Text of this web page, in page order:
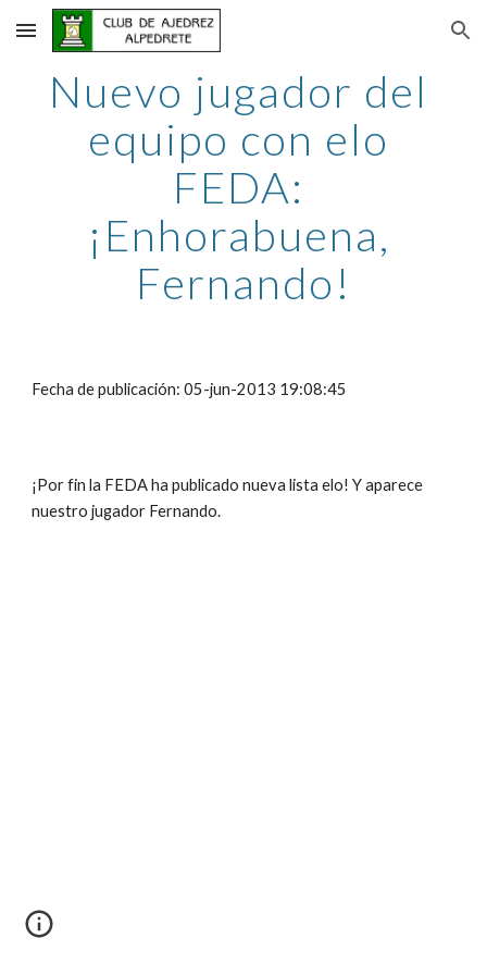
Skip to main content Skip to navigation
Nuevo jugador del
equipo con elo
FEDA:
¡Enhorabuena,
Fernando!
Fecha de publicación: 05-jun-2013 19:08:45
¡Por fin la FEDA ha publicado nueva lista elo! Y aparece
nuestro jugador Fernando.